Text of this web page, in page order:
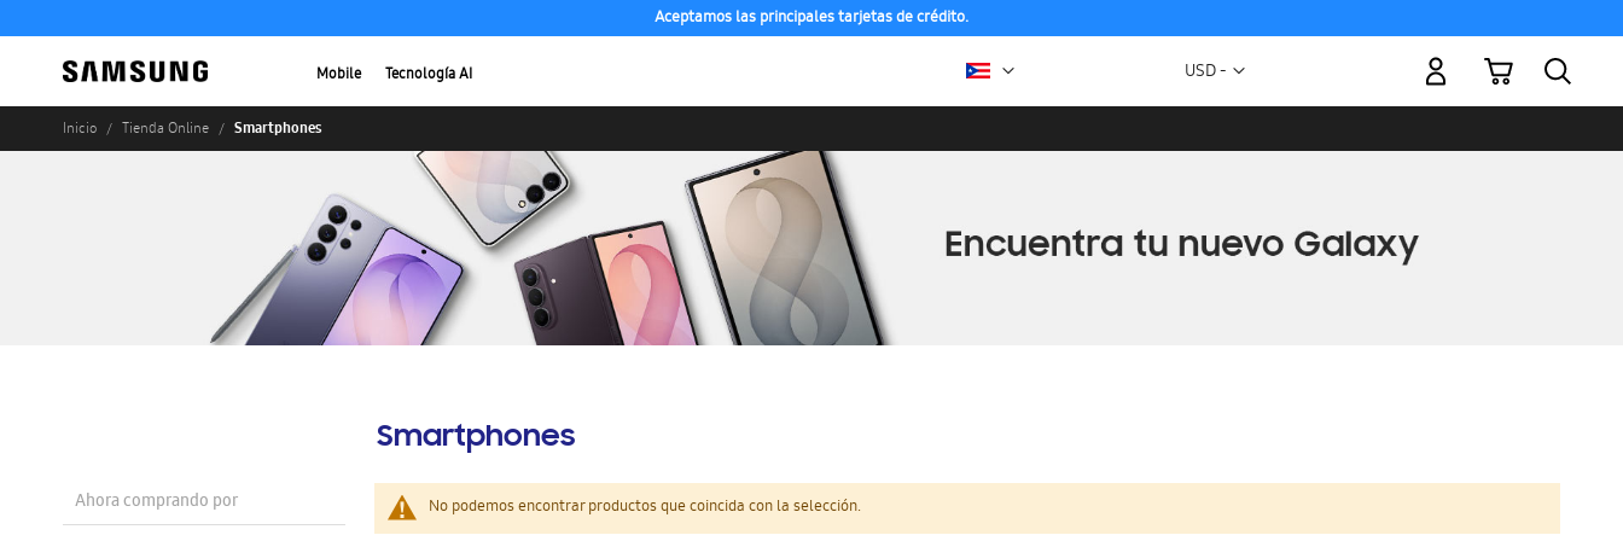
Aceptamos las principales tarjetas de crédito.
Mobile Tecnología AI Moneda
USD -
Mi carrito
Inicio Tienda Online Smartphones
Smartphones
No podemos encontrar productos que coincida con la selección.
Ahora comprando por